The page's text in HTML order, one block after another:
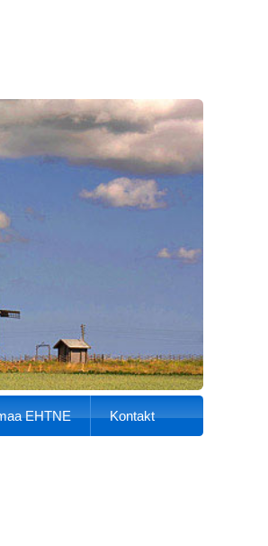
EHTNE Kontakt